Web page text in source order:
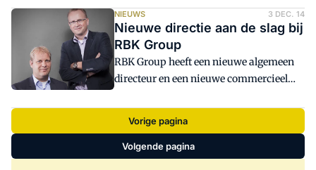
kader van het Nederlands
voorzitterschap van de Europese Unie in
de eerste helft van 2016. De Food to be
Expo is gratis te bezoeken tot en met
zondag 5 juni.
foodservice en voedingsindustrie, gaat
zijn fabriek in Londerzeel herbouwen.
Het bedrijf verloor op 17 juni 2015 de
volledige productie-eenheid in die
Belgische plaats ten gevolge van een
NIEUWS 3 DEC. 14
Nieuwe directie aan de slag bij
RBK Group
RBK Group heeft een nieuwe algemeen
directeur en een nieuwe commercieel
automatiserings- en adviesbureau voor
voedingsmiddelenbedrijven mag
verschillende grote bedrijven uit de
foodindustrie tot zijn klantenkring
Vorige pagina
Volgende pagina